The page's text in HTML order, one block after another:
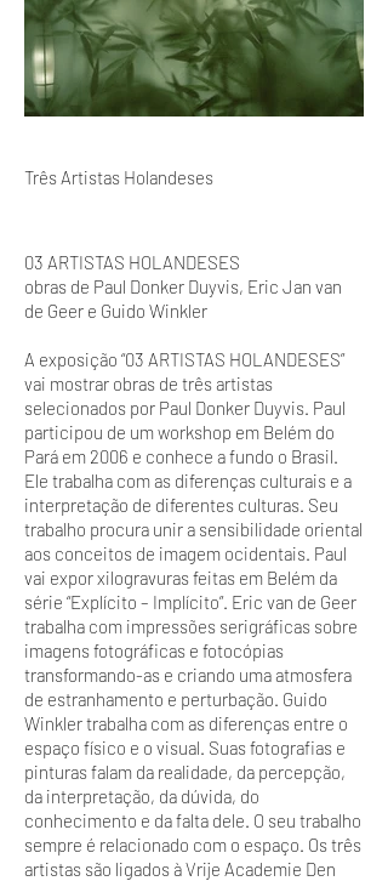
Três Artistas Holandeses
03 ARTISTAS HOLANDESES
obras de Paul Donker Duyvis, Eric Jan van
de Geer e Guido Winkler
A exposição “03 ARTISTAS HOLANDESES”
vai mostrar obras de três artistas
selecionados por Paul Donker Duyvis. Paul
participou de um workshop em Belém do
Pará em 2006 e conhece a fundo o Brasil.
Ele trabalha com as diferenças culturais e a
interpretação de diferentes culturas. Seu
trabalho procura unir a sensibilidade oriental
aos conceitos de imagem ocidentais. Paul
vai expor xilogravuras feitas em Belém da
série “Explícito – Implícito”. Eric van de Geer
trabalha com impressões serigráficas sobre
imagens fotográficas e fotocópias
transformando-as e criando uma atmosfera
de estranhamento e perturbação. Guido
Winkler trabalha com as diferenças entre o
espaço físico e o visual. Suas fotografias e
pinturas falam da realidade, da percepção,
da interpretação, da dúvida, do
conhecimento e da falta dele. O seu trabalho
sempre é relacionado com o espaço. Os três
artistas são ligados à Vrije Academie Den